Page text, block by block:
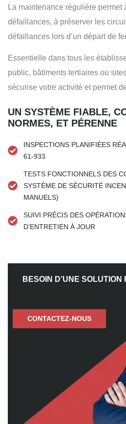
La maintenance régulière permet
défaillances, à préserver les
défaillances lors d’un départ de
Essentielle dans tous les
public, bâtiments tertiaires ou
sécurise votre activité et permet
UN SYSTÈME FIABLE,
NORMES, ET PÉRENNE
INSPECTIONS PLANIFIÉES
61-933
TESTS FONCTIONNELS DES
SYSTÈME DE SÉCURITÉ
MANUELS)
SUIVI PRÉCIS DES
D’ENTRETIEN À JOUR
BESOIN D’UNE SOLUTION
CONTACTEZ-NOUS